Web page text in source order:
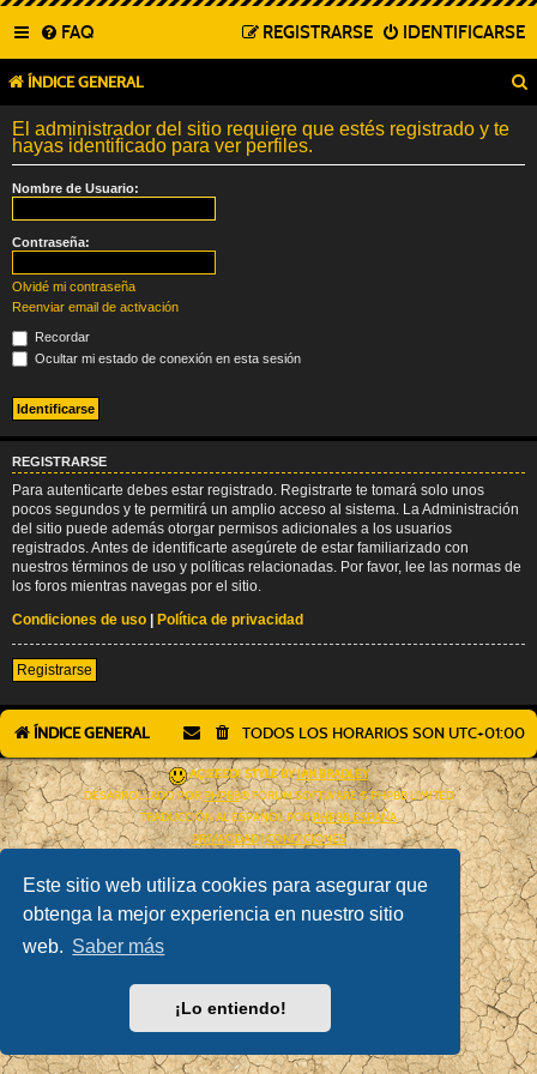
Este sitio web utiliza cookies para asegurar que
obtenga la mejor experiencia en nuestro sitio
web. Saber más
¡Lo entiendo!
FAQ IDENTIFICARSE
REGISTRARSE
ÍNDICE GENERAL
El administrador del sitio requiere que estés registrado y te
hayas identificado para ver perfiles.
Nombre de Usuario:
Contraseña:
Olvidé mi contraseña
Reenviar email de activación
Recordar
Ocultar mi estado de conexión en esta sesión
REGISTRARSE
Para autenticarte debes estar registrado. Registrarte te tomará solo unos
pocos segundos y te permitirá un amplio acceso al sistema. La Administración
del sitio puede además otorgar permisos adicionales a los usuarios
registrados. Antes de identificarte asegúrete de estar familiarizado con
nuestros términos de uso y políticas relacionadas. Por favor, lee las normas de
los foros mientras navegas por el sitio.
Condiciones de uso | Política de privacidad
Registrarse
ÍNDICE GENERAL TODOS LOS HORARIOS SON UTC+01:00
AÇIEEED! STYLE BYIAN BRADLEY
DESARROLLADO POR PHPBB® FORUM SOFTWARE © PHPBB LIMITED
TRADUCCIÓN AL ESPAÑOL POR PHPBB ESPAÑA
PRIVACIDAD|CONDICIONES